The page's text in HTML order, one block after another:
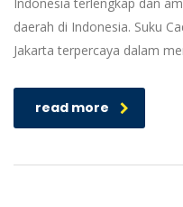
daerah di Indonesia. Suku
Jakarta terpercaya dalam
read more